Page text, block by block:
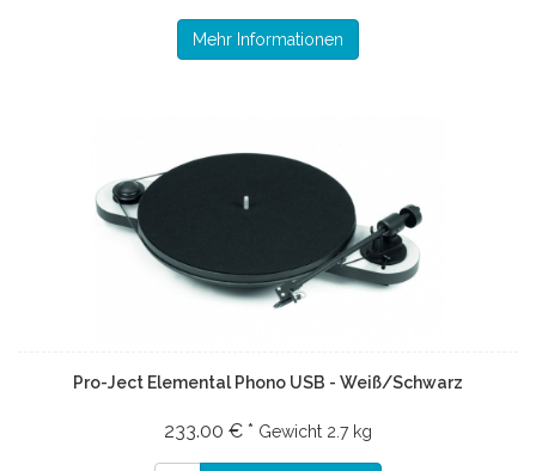
Mehr Informationen
Pro-Ject Elemental Phono USB - Weiß/Schwarz
233.00 € * Gewicht 2.7 kg